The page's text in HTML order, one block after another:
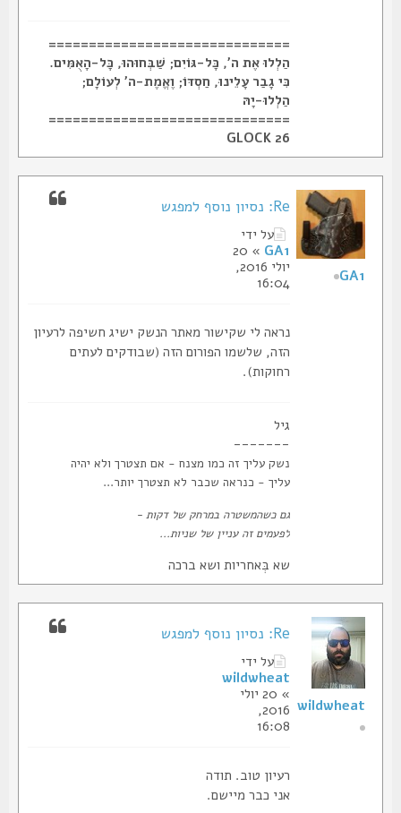
==============================
הַלְלוּ אֶת ה', כָּל-גּוֹיִם; שַׁבְּחוּהוּ, כָּל-הָאֻמִּים.
כִּי גָבַר עָלֵינוּ, חַסְדּוֹ; וֶאֱמֶת-ה' לְעוֹלָם;
הַלְלוּ-יָהּ
==============================
GLOCK 26
Re: נסיון נוסף למפגש
על ידי
GA1
» 20
יולי 2016,
16:04
נראה לי שקישור מאתר הנשק ישיג חשיפה לרעיון
הזה, שלשמו הפורום הזה (שבודקים לעתים
רחוקות).
-------
נשק עליך זה כמו מצנח - אם תצטרך ולא יהיה
עליך - כנראה שכבר לא תצטרך יותר...
גם כשהמשטרה במרחק של דקות -
לפעמים זה עניין של שניות...
שא בְּאחריות ושא ברכה
Re: נסיון נוסף למפגש
על ידי
wildwheat
» 20 יולי
2016,
16:08
רעיון טוב. תודה
אני כבר מיישם.
wildwheat